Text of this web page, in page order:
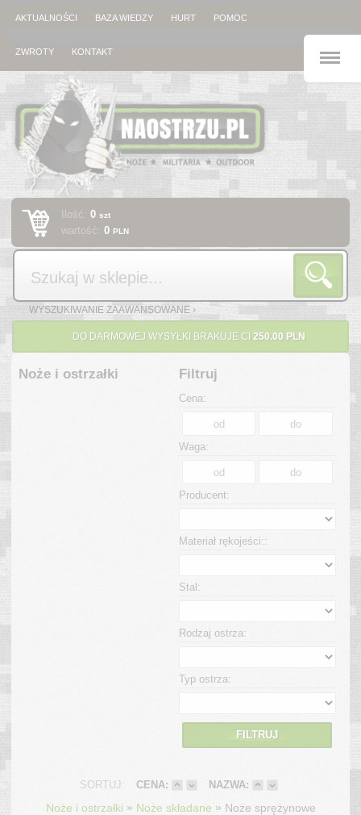
AKTUALNOŚCI BAZA WIEDZY HURT POMOC
ZWROTY KONTAKT
Ilość:0szt
wartość:0PLN
Szukaj
WYSZUKIWANIE ZAAWANSOWANE ›
DO DARMOWEJ WYSYŁKI BRAKUJE CI 250.00 PLN
Noże i ostrzałki Filtruj
Cena:
Waga:
Producent:
Materiał rękojeści::
Stal:
Rodzaj ostrza:
Typ ostrza:
FILTRUJ
SORTUJ: CENA: NAZWA:
Noże i ostrzałki » Noże składane » Noże sprężynowe